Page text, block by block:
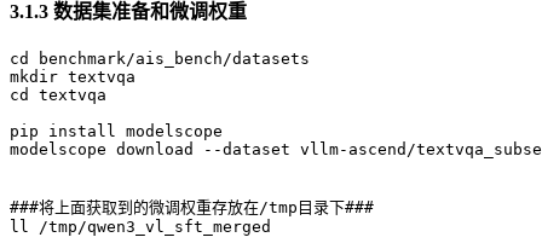
3.1.3 数据集准备和微调权重
cd benchmark/ais_bench/datasets
mkdir textvqa
cd textvqa
pip install modelscope
modelscope download --dataset vllm-ascend/
###将上面获取到的微调权重存放在/tmp目录下###
ll /tmp/qwen3_vl_sft_merged